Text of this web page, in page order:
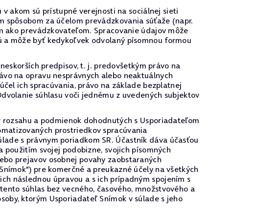
akom sú prístupné verejnosti na sociálnej sieti
za účelom prevádzkovania súťaže (napr.
prevádzkovateľom. Spracovanie údajov môže
môže byť kedykoľvek odvolaný písomnou formou
predpisov, t. j. predovšetkým právo na
na opravu nesprávnych alebo neaktuálnych
ich spracúvania, právo na základe bezplatnej
súhlasu voči jednému z uvedených subjektov
a podmienok dohodnutých s Usporiadateľom
prostriedkov spracúvania
s právnym poriadkom SR. Účastník dáva účasťou
použitím svojej podobizne, svojich písomných
prejavov osobnej povahy zaobstaraných
pre komerčné a preukazné účely na všetkých
následnou úpravou a s ich prípadným spojením s
súhlas bez vecného, časového, množstvového a
ktorým Usporiadateľ Snímok v súlade s jeho